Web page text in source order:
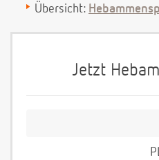
Übersicht:
Jetzt